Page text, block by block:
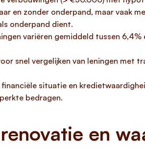
en zonder onderpand, maar vaak
onderpand dient.
variëren gemiddeld tussen 6,4%
snel vergelijken van leningen met
situatie en
bedragen.
en